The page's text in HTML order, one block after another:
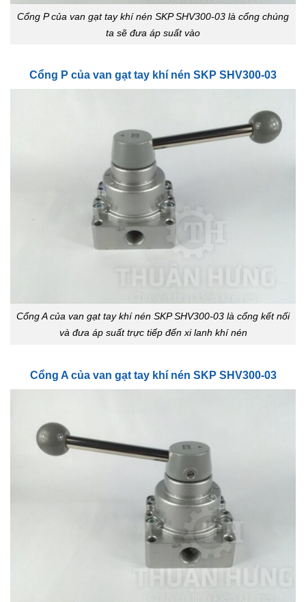
Cổng P của van gạt tay khí nén SKP SHV300-03 là cổng chúng
ta sẽ đưa áp suất vào
Cổng P của van gạt tay khí nén SKP SHV300-03
Cổng A của van gạt tay khí nén SKP SHV300-03 là cổng kết nối
và đưa áp suất trực tiếp đến xi lanh khí nén
Cổng A của van gạt tay khí nén SKP SHV300-03